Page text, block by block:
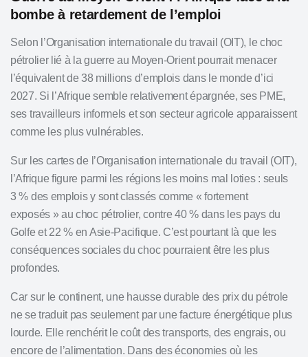
bombe à retardement de l’emploi
Selon l’Organisation internationale du travail (OIT), le choc
pétrolier lié à la guerre au Moyen-Orient pourrait menacer
l’équivalent de 38 millions d’emplois dans le monde d’ici
2027. Si l’Afrique semble relativement épargnée, ses PME,
ses travailleurs informels et son secteur agricole apparaissent
comme les plus vulnérables.
Sur les cartes de l’Organisation internationale du travail (OIT),
l’Afrique figure parmi les régions les moins mal loties : seuls
3 % des emplois y sont classés comme « fortement
exposés » au choc pétrolier, contre 40 % dans les pays du
Golfe et 22 % en Asie-Pacifique. C’est pourtant là que les
conséquences sociales du choc pourraient être les plus
profondes.
Car sur le continent, une hausse durable des prix du pétrole
ne se traduit pas seulement par une facture énergétique plus
lourde. Elle renchérit le coût des transports, des engrais, ou
encore de l’alimentation. Dans des économies où les